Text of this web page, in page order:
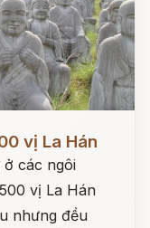
vị La Hán
các ngôi
vị La Hán
nhưng đều